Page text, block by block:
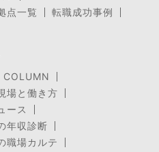
点一覧
転職成功事例
COLUMN
場と働き方
ース
年収診断
職場カルテ